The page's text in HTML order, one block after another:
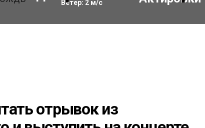
Ветер: 2м/с
отрывок из